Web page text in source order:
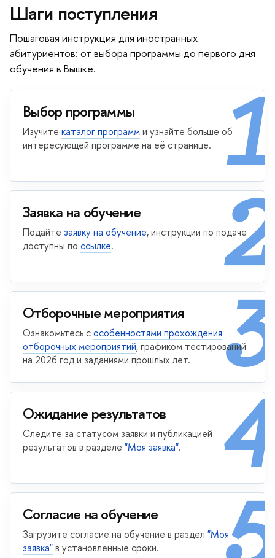
Шаги поступления
Пошаговая инструкция для иностранных
абитуриентов: от выбора программы до первого дня
обучения в Вышке.
1
Выбор программы
Изучите каталог программи узнайте больше об
интересующей программе на её странице.
2
Заявка на обучение
Подайте заявку на обучение, инструкции по подаче
доступны по ссылке.
3
Отборочные мероприятия
Ознакомьтесь сособенностями прохождения
отборочных мероприятий, графиком тестирований
на 2026 год и заданиями прошлых лет.
4
Ожидание результатов
Следите за статусом заявки и публикацией
результатов в разделе "Моя заявка".
Согласие на обучение
Загрузите согласие на обучение в раздел "Моя
заявка"в установленные сроки.